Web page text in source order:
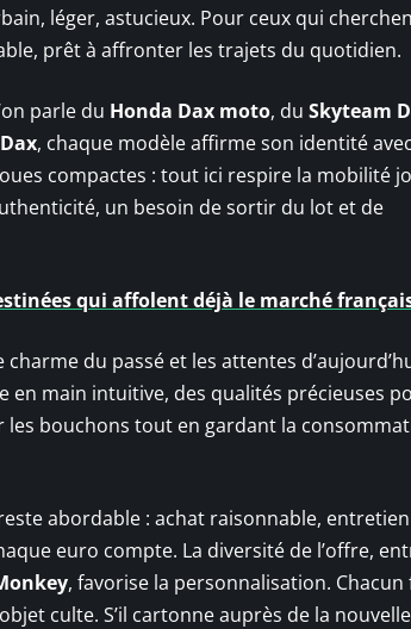
léger, astucieux. Pour ceux qui
prêt à affronter les trajets du quotidien.
parle du Honda Dax moto, du Skyteam
, chaque modèle affirme son identité
compactes : tout ici respire la mobilité
un besoin de sortir du lot et de
qui affolent déjà le marché
du passé et les attentes
en main intuitive, des qualités précieuses
bouchons tout en gardant la
abordable : achat raisonnable, entretien
euro compte. La diversité de l’offre,
, favorise la personnalisation. Chacun
culte. S’il cartonne auprès de la nouvelle